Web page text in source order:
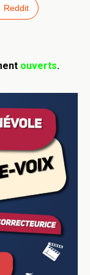
Reddit
ouverts.